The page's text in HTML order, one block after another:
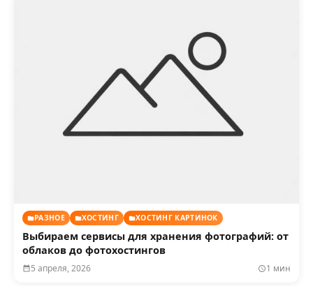
РАЗНОЕ ХОСТИНГ ХОСТИНГ КАРТИНОК
Выбираем сервисы для хранения фотографий: от
облаков до фотохостингов
5 апреля, 2026 1 мин